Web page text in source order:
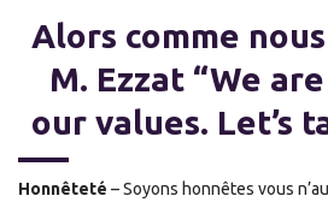
Alors comme
M. Ezzat “We
our values. Let’s
Honnêteté – Soyons honnêtes vous